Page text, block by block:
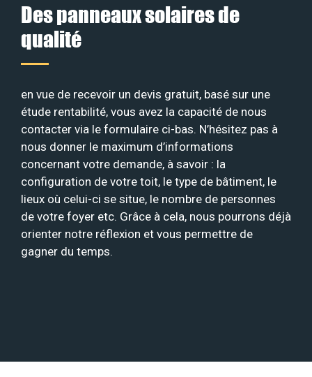
Des panneaux solaires de
qualité
en vue de recevoir un devis gratuit, basé sur une
étude rentabilité, vous avez la capacité de nous
contacter via le formulaire ci-bas. N’hésitez pas à
nous donner le maximum d’informations
concernant votre demande, à savoir : la
configuration de votre toit, le type de bâtiment, le
lieux où celui-ci se situe, le nombre de personnes
de votre foyer etc. Grâce à cela, nous pourrons déjà
orienter notre réflexion et vous permettre de
gagner du temps.